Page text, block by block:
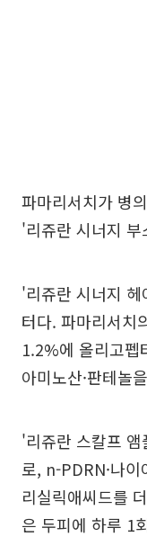
파마리서치가 병
'리쥬란 시너지
'리쥬란 시너지
터다. 파마리서치
1.2%에 올리고펩
아미노산·판테놀
'리쥬란 스칼프
로, n-PDRN·나이
리실릭애씨드를
은 두피에 하루 1